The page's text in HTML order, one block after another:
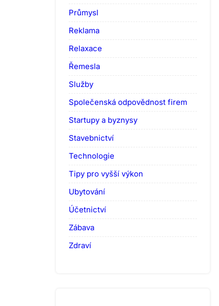
Průmysl
Reklama
Relaxace
Řemesla
Služby
Společenská odpovědnost firem
Startupy a byznysy
Stavebnictví
Technologie
Tipy pro vyšší výkon
Ubytování
Účetnictví
Zábava
Zdraví